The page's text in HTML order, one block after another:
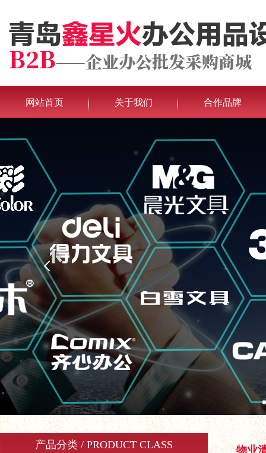
网站首页 关于我们 合作品牌
产品分类 / PRODUCT CLASS 物业